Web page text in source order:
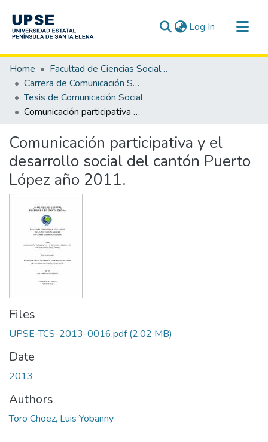
Log In (current)
Communities & Collections
All of DSpace
Statistics
Home
Facultad de Ciencias Sociales y de la Salud
Carrera de Comunicación Social
Tesis de Comunicación Social
Comunicación participativa y el desarrollo social del cantón Puerto López año 2011.
Comunicación participativa y el
desarrollo social del cantón Puerto
López año 2011.
Files
UPSE-TCS-2013-0016.pdf(2.02 MB)
Date
2013
Authors
Toro Choez, Luis Yobanny